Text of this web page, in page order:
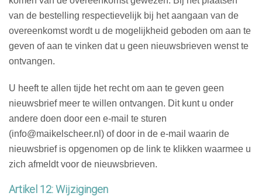
van de bestelling respectievelijk bij het aangaan van de
overeenkomst wordt u de mogelijkheid geboden om aan te
geven of aan te vinken dat u geen nieuwsbrieven wenst te
ontvangen.
U heeft te allen tijde het recht om aan te geven geen
nieuwsbrief meer te willen ontvangen. Dit kunt u onder
andere doen door een e-mail te sturen
(info@maikelscheer.nl) of door in de e-mail waarin de
nieuwsbrief is opgenomen op de link te klikken waarmee u
zich afmeldt voor de nieuwsbrieven.
Artikel 12: Wijzigingen